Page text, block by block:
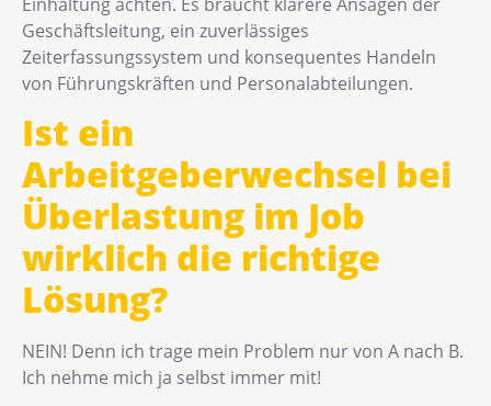
Geschäftsleitung, ein zuverlässiges
Zeiterfassungssystem und konsequentes Handeln
von Führungskräften und Personalabteilungen.
Ist ein
Arbeitgeberwechsel bei
Überlastung im Job
wirklich die richtige
Lösung?
NEIN! Denn ich trage mein Problem nur von A nach B.
Ich nehme mich ja selbst immer mit!